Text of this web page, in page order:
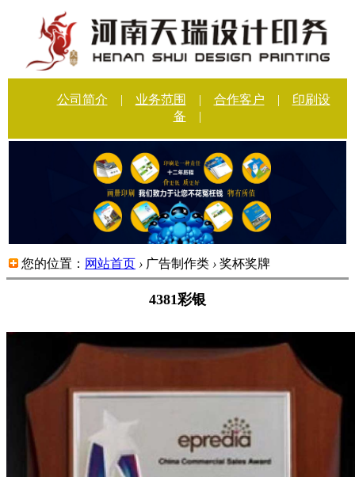
公司简介 | 业务范围 | 合作客户 |
印刷设
备
|
您的位置： 网站首页 › 广告制作类 › 奖杯奖牌
4381彩银